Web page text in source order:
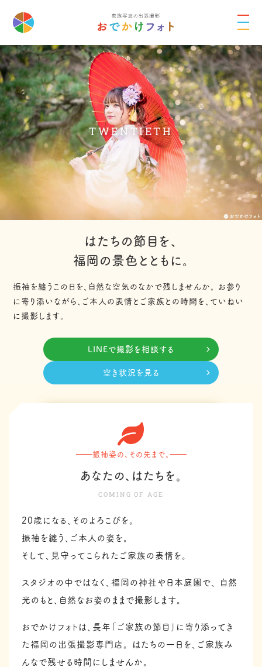
TWENTIETH
はたちの節目を、
福岡の景色とともに。
振袖を纏うこの日を、自然な空気のなかで残しませんか。
お参り
に寄り添いながら、ご本人の表情とご家族との時間を、ていねい
に撮影します。
LINEで撮影を相談する
空き状況を見る
振袖姿の、その先まで。
あなたの、はたちを。
COMING OF AGE
20歳になる、そのよろこびを。
振袖を纏う、ご本人の姿を。
そして、見守ってこられたご家族の表情を。
スタジオの中ではなく、福岡の神社や日本庭園で、
自然
光のもと、自然なお姿のままで撮影します。
おでかけフォトは、長年「ご家族の節目」に寄り添ってき
た福岡の出張撮影専門店。
はたちの一日を、ご家族み
んなで残せる時間にしませんか。